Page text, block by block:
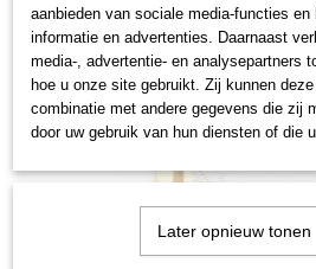
aanbieden van sociale media-functies
informatie en advertenties. Daarnaast
media-, advertentie- en analysepartners
hoe u onze site gebruikt. Zij kunnen
combinatie met andere gegevens die zij
door uw gebruik van hun diensten of die
Later opnieuw tonen